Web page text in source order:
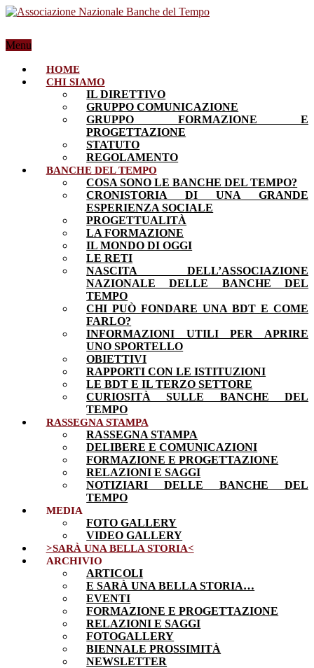
Menu
HOME
CHI SIAMO
IL DIRETTIVO
GRUPPO COMUNICAZIONE
GRUPPO FORMAZIONE E
PROGETTAZIONE
STATUTO
REGOLAMENTO
BANCHE DEL TEMPO
COSA SONO LE BANCHE DEL TEMPO?
CRONISTORIA DI UNA GRANDE
ESPERIENZA SOCIALE
PROGETTUALITÀ
LA FORMAZIONE
IL MONDO DI OGGI
LE RETI
NASCITA DELL’ASSOCIAZIONE
NAZIONALE DELLE BANCHE DEL
TEMPO
CHI PUÒ FONDARE UNA BDT E COME
FARLO?
INFORMAZIONI UTILI PER APRIRE
UNO SPORTELLO
OBIETTIVI
RAPPORTI CON LE ISTITUZIONI
LE BDT E IL TERZO SETTORE
CURIOSITÀ SULLE BANCHE DEL
TEMPO
RASSEGNA STAMPA
RASSEGNA STAMPA
DELIBERE E COMUNICAZIONI
FORMAZIONE E PROGETTAZIONE
RELAZIONI E SAGGI
NOTIZIARI DELLE BANCHE DEL
TEMPO
MEDIA
FOTO GALLERY
VIDEO GALLERY
>SARÀ UNA BELLA STORIA<
ARCHIVIO
ARTICOLI
E SARÀ UNA BELLA STORIA…
EVENTI
FORMAZIONE E PROGETTAZIONE
RELAZIONI E SAGGI
FOTOGALLERY
BIENNALE PROSSIMITÀ
NEWSLETTER